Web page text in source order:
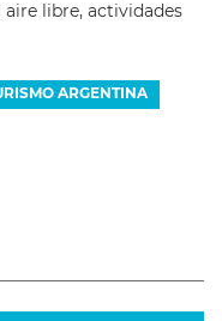
libre, actividades
ARGENTINA